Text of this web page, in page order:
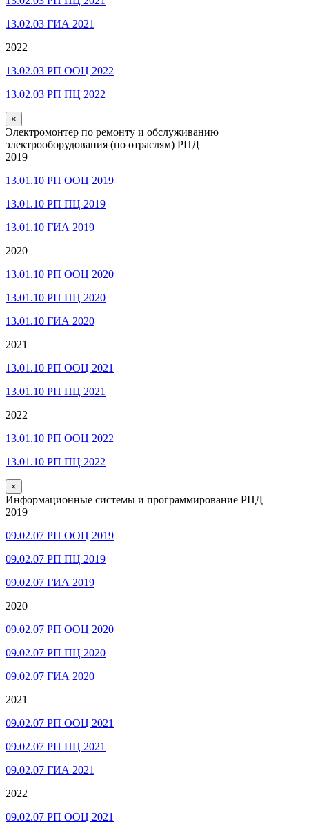
13.02.03 ГИА 2021
2022
13.02.03 РП ООЦ 2022
13.02.03 РП ПЦ 2022
×
Электромонтер по ремонту и обслуживанию
электрооборудования (по отраслям) РПД
2019
13.01.10 РП ООЦ 2019
13.01.10 РП ПЦ 2019
13.01.10 ГИА 2019
2020
13.01.10 РП ООЦ 2020
13.01.10 РП ПЦ 2020
13.01.10 ГИА 2020
2021
13.01.10 РП ООЦ 2021
13.01.10 РП ПЦ 2021
2022
13.01.10 РП ООЦ 2022
13.01.10 РП ПЦ 2022
×
Информационные системы и программирование РПД
2019
09.02.07 РП ООЦ 2019
09.02.07 РП ПЦ 2019
09.02.07 ГИА 2019
2020
09.02.07 РП ООЦ 2020
09.02.07 РП ПЦ 2020
09.02.07 ГИА 2020
2021
09.02.07 РП ООЦ 2021
09.02.07 РП ПЦ 2021
09.02.07 ГИА 2021
2022
09.02.07 РП ООЦ 2021